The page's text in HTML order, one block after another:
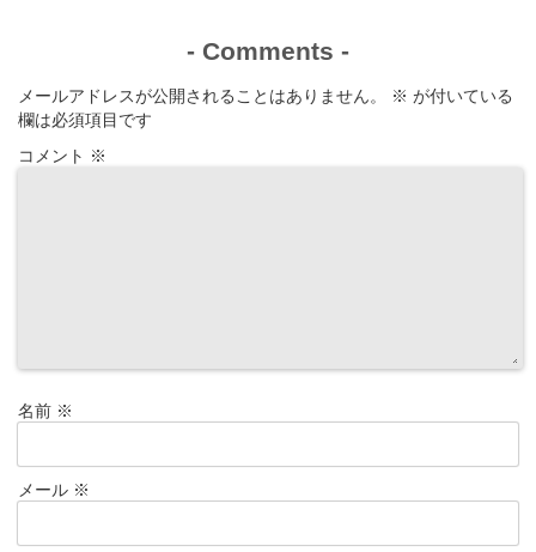
- Comments -
メールアドレスが公開されることはありません。 ※ が付いている
欄は必須項目です
コメント ※
名前 ※
メール ※